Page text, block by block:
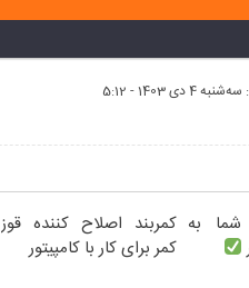
دی 1403 - 5:12
به کمربند اصلاح کننده قوز
کمر برای کار با کامپیتور